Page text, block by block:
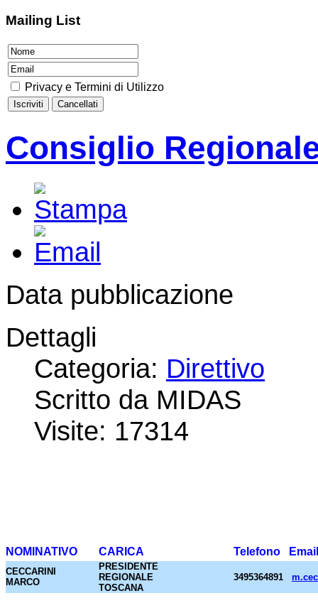
Mailing List
Privacy e Termini di Utilizzo
Consiglio
Data pubblicazione
Dettagli
Categoria: Direttivo
Scritto da MIDAS
Visite: 17314
NOMINATIVO CARICA Telefono Email
CECCARINI
MARCO
PRESIDENTE
REGIONALE
TOSCANA
3495364891